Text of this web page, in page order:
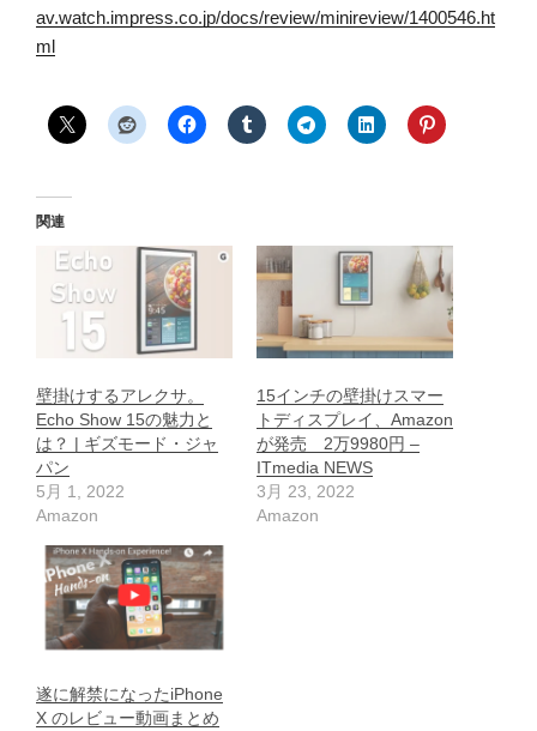
av.watch.impress.co.jp/docs/review/minireview/1400546.ht
ml
関連
壁掛けするアレクサ。
Echo Show 15の魅力と
は？ | ギズモード・ジャ
パン
5月 1, 2022
Amazon
15インチの壁掛けスマー
トディスプレイ、Amazon
が発売 2万9980円 –
ITmedia NEWS
3月 23, 2022
Amazon
遂に解禁になったiPhone
X のレビュー動画まとめ